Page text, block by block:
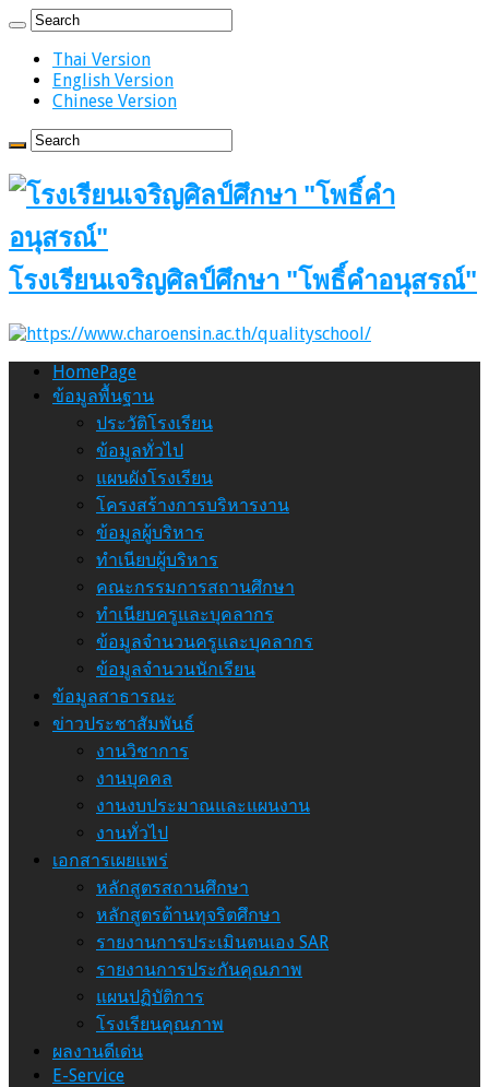
Thai Version
English Version
Chinese Version
โรงเรียนเจริญศิลป์ศึกษา "โพธิ์คำอนุสรณ์"
HomePage
ข้อมูลพื้นฐาน
ประวัติโรงเรียน
ข้อมูลทั่วไป
แผนผังโรงเรียน
โครงสร้างการบริหารงาน
ข้อมูลผู้บริหาร
ทำเนียบผู้บริหาร
คณะกรรมการสถานศึกษา
ทำเนียบครูและบุคลากร
ข้อมูลจำนวนครูและบุคลากร
ข้อมูลจำนวนนักเรียน
ข้อมูลสาธารณะ
ข่าวประชาสัมพันธ์
งานวิชาการ
งานบุคคล
งานงบประมาณและแผนงาน
งานทั่วไป
เอกสารเผยแพร่
หลักสูตรสถานศึกษา
หลักสูตรต้านทุจริตศึกษา
รายงานการประเมินตนเอง SAR
รายงานการประกันคุณภาพ
แผนปฏิบัติการ
โรงเรียนคุณภาพ
ผลงานดีเด่น
E-Service